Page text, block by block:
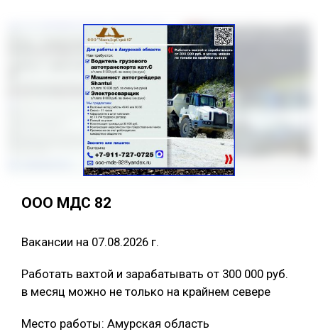
ООО МДС 82
Вакансии на 07.08.2026 г.
Работать вахтой и зарабатывать от 300 000 руб.
в месяц можно не только на крайнем севере
Место работы: Амурская область